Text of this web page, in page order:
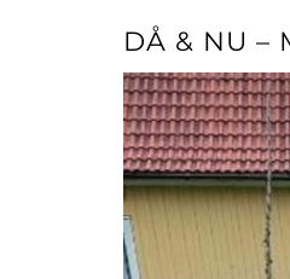
DÅ & NU –